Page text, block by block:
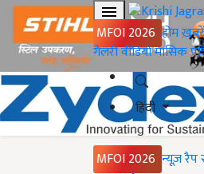
MFOI 2026 होमख़बरें
गैलरीवीडियोमासिक
हिंदी
MFOI 2026 न्यूज़ रैप
Home